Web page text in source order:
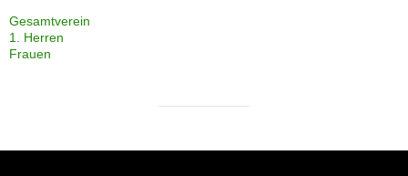
Gesamtverein
1. Herren
Frauen